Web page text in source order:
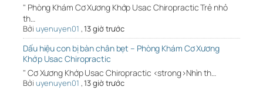
" Phòng Khám Cơ Xương Khớp Usac Chiropractic Trẻ nhỏ
th…
Bởi uyenuyen01 ,13 giờ trước
Dấu hiệu con bị bàn chân bẹt – Phòng Khám Cơ Xương
Khớp Usac Chiropractic
" Cơ Xương Khớp Usac Chiropractic <strong>Nhìn th…
Bởi uyenuyen01 ,13 giờ trước